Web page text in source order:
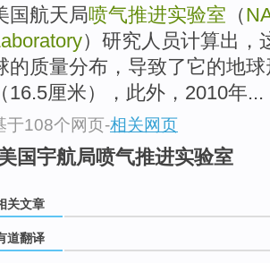
国航天局喷气推进实验室 （
）研究人员计算出，
的质量分布，导致了它的地
（16.5厘米），此外，2010年...
于108个网页-相关网页
国宇航局喷气推进实验室
关文章
道翻译